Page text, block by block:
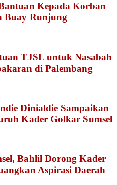
Kepada Korban
Buay Runjung
TJSL untuk Nasabah
di Palembang
Dinialdie Sampaikan
Kader Golkar Sumsel
Bahlil Dorong Kader
Aspirasi Daerah